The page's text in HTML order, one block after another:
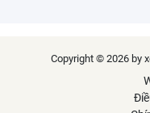
Copyright © 2026 by